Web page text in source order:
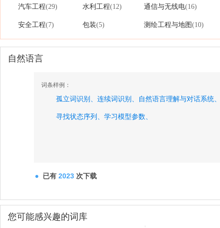
汽车工程(29) 水利工程(12) 通信与无线电(16)
安全工程(7) 包装(5) 测绘工程与地图(10)
自然语言
词条样例：
孤立词识别、 连续词识别、 自然语言理解与对话系统
寻找状态序列、 学习模型参数、
已有 2023 次下载
您可能感兴趣的词库